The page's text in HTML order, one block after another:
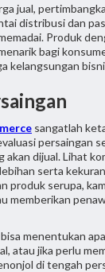
jual,
distribusi dan
Produk
bagi
kelangsungan
sangatlah
persaingan
akan dijual. Lihat
serta
produk serupa,
memberikan
menentukan
atau jika perlu
di tengah